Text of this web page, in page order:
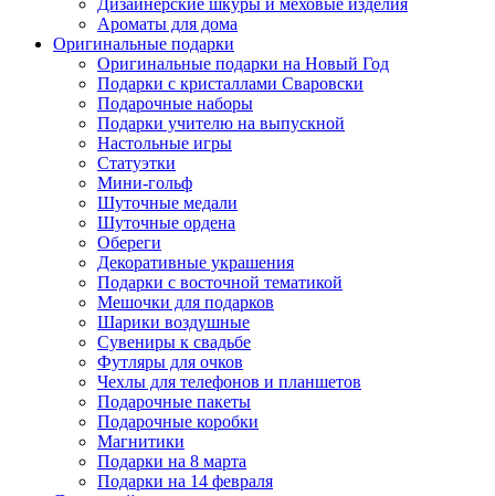
Дизайнерские шкуры и меховые изделия
Ароматы для дома
Оригинальные подарки
Оригинальные подарки на Новый Год
Подарки с кристаллами Сваровски
Подарочные наборы
Подарки учителю на выпускной
Настольные игры
Статуэтки
Мини-гольф
Шуточные медали
Шуточные ордена
Обереги
Декоративные украшения
Подарки с восточной тематикой
Мешочки для подарков
Шарики воздушные
Сувениры к свадьбе
Футляры для очков
Чехлы для телефонов и планшетов
Подарочные пакеты
Подарочные коробки
Магнитики
Подарки на 8 марта
Подарки на 14 февраля